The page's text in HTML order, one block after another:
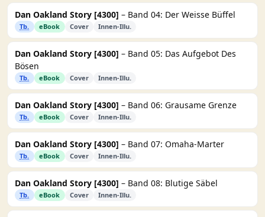
Dan Oakland Story [4300] – Band 04: Der Weisse Büffel
Tb. eBook Cover Innen-Illu.
Dan Oakland Story [4300] – Band 05: Das Aufgebot Des
Bösen
Tb. eBook Cover Innen-Illu.
Dan Oakland Story [4300] – Band 06: Grausame Grenze
Tb. eBook Cover Innen-Illu.
Dan Oakland Story [4300] – Band 07: Omaha-Marter
Tb. eBook Cover Innen-Illu.
Dan Oakland Story [4300] – Band 08: Blutige Säbel
Tb. eBook Cover Innen-Illu.